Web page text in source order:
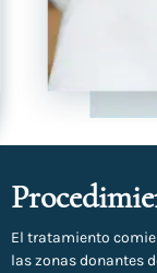
El tratamiento
las zonas donantes